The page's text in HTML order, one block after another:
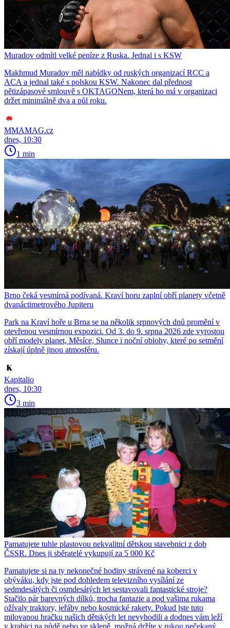
Muradov odmítl velké peníze z Ruska. Jednal i s KSW
Makhmud Muradov měl nabídky od ruských organizací RCC a
ACA a jednal také s polskou KSW. Nakonec dal přednost
pětizápasové smlouvě s OKTAGONem, která ho má v organizaci
držet minimálně dva a půl roku.
MMAMAG.cz
dnes, 10:30
1 min
Brno čeká vesmírná podívaná. Kraví horu zaplní obří planety včetně
dvanáctimetrového Jupiteru
Park na Kraví hoře u Brna se na několik srpnových dnů promění v
otevřenou vesmírnou expozici. Od 3. do 9. srpna 2026 zde vyrostou
obří modely planet, Měsíce, Slunce i noční oblohy, které po setmění
získají úplně jinou atmosféru.
Kapitalio
dnes, 10:30
3 min
Pamatujete tuhle plastovou nekvalitní dětskou stavebnici z dob
ČSSR. Dnes ji sběratelé vykupují za 5 000 Kč
Pamatujete si na ty nekonečné hodiny strávené na koberci v
obýváku, kdy jste pod dohledem televizního vysílání ze
sedmdesátých či osmdesátých let sestavovali fantastické stroje?
Stačilo pár barevných dílků, trocha fantazie a pod vašima rukama
ožívaly traktory, jeřáby nebo kosmické rakety. Pokud jste tuto
milovanou hračku našich dětských let nevyhodili a dodnes vám leží
v krabici na půdě nebo ve sklepě, možná držíte v rukou nečekaný